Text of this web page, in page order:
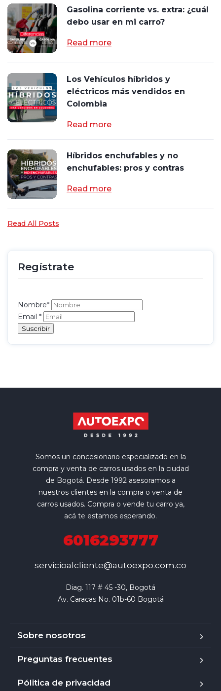
Gasolina corriente vs. extra: ¿cuál
debo usar en mi carro?
Read more
Los Vehículos híbridos y
eléctricos más vendidos en
Colombia
Read more
Híbridos enchufables y no
enchufables: pros y contras
Read more
Read All Posts
Regístrate
Nombre*
Email *
Somos un concesionario especializado en la
compra y venta de carros usados en la ciudad
de Bogotá. Desde 1992 asesoramos a
nuestros clientes en la compra o venta de
carros usados. Compra o vende tu carro ya,
acá te estamos esperando.
6016293777
servicioalcliente@autoexpo.com.co
Diag. 117 # 45 -30, Bogotá
Av. Caracas No. 01b-60 Bogotá
Sobre nosotros
Preguntas frecuentes
Pólitica de privacidad